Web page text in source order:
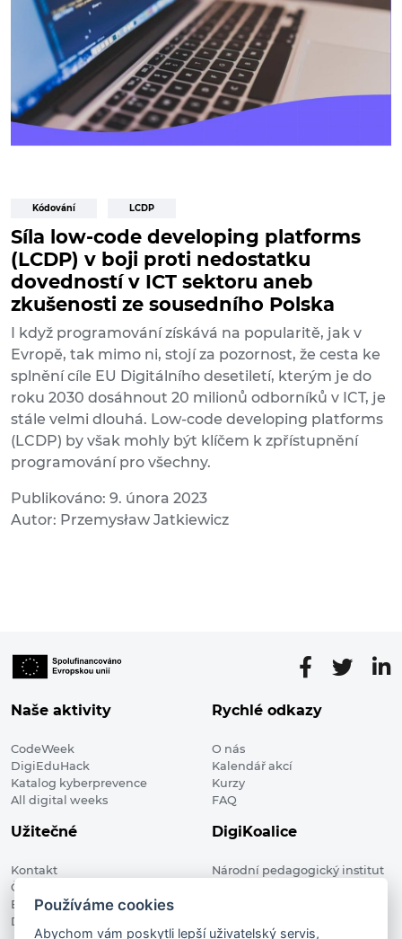
Kódování LCDP
Síla low-code developing platforms
(LCDP) v boji proti nedostatku
dovedností v ICT sektoru aneb
zkušenosti ze sousedního Polska
I když programování získává na popularitě, jak v
Evropě, tak mimo ni, stojí za pozornost, že cesta ke
splnění cíle EU Digitálního desetiletí, kterým je do
roku 2030 dosáhnout 20 milionů odborníků v ICT, je
stále velmi dlouhá. Low-code developing platforms
(LCDP) by však mohly být klíčem k zpřístupnění
programování pro všechny.
Publikováno: 9. února 2023
Autor: Przemysław Jatkiewicz
Naše aktivity
CodeWeek
DigiEduHack
Katalog kyberprevence
All digital weeks
Rychlé odkazy
O nás
Kalendář akcí
Kurzy
FAQ
Užitečné
Kontakt
Členské organizace
Blog
Digitalizace ve vzdělávání
DigiKoalice
Národní pedagogický institut
Používáme cookies
Abychom vám poskytli lepší uživatelský servis,